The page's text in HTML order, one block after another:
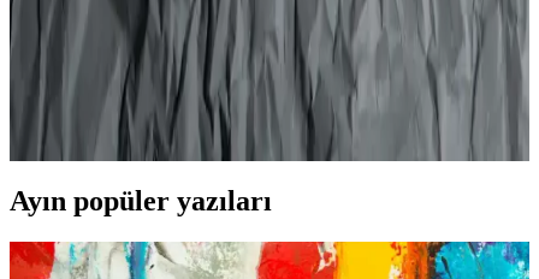
Saç Şekillendirmede Wax ve Jöle Arasındaki
Farklar ve Doğru Kullanım İpuçları
Saç şekillendirme ürünleri arasında wax ve jöle, farklı ihtiyaçlara
uygun seçenekler sunar. Doğru ürün seçimiyle doğal veya parlak
görünüm elde etmek mümkün, detaylar yazımızda.
Ayın popüler yazıları